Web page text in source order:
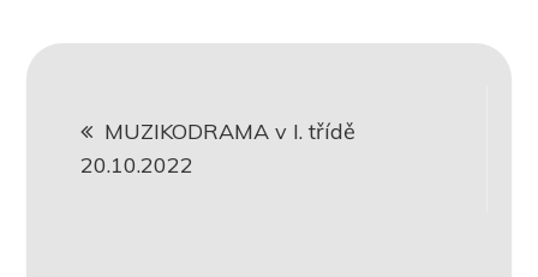
proMUZIKODRAMA v I. třídě
20.10.2022